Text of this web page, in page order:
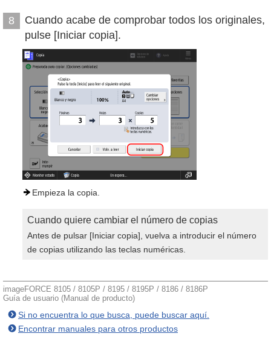
8
Cuando acabe de comprobar todos los originales,
pulse [Iniciar copia].
Empieza la copia.
Cuando quiere cambiar el número de copias
Antes de pulsar [Iniciar copia], vuelva a introducir el número
de copias utilizando las teclas numéricas.
imageFORCE 8105 / 8105P / 8195 / 8195P / 8186 / 8186P
Guía de usuario (Manual de producto)
Si no encuentra lo que busca, puede buscar aquí.
Encontrar manuales para otros productos